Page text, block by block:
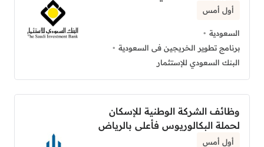
أول أمس
السعودية
برنامج تطوير الخريجين فى السعودية
البنك السعودي للإستثمار
وظائف الشركة الوطنية للإسكان
لحملة البكالوريوس فأعلى بالرياض
أول أمس